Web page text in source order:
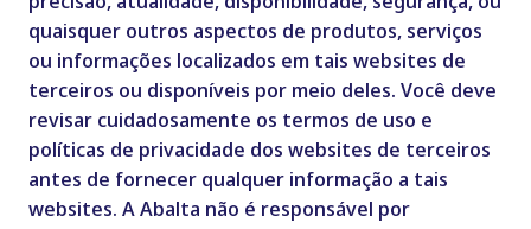
quaisquer outros aspectos de produtos, serviços
ou informações localizados em tais websites de
terceiros ou disponíveis por meio deles. Você deve
revisar cuidadosamente os termos de uso e
políticas de privacidade dos websites de terceiros
antes de fornecer qualquer informação a tais
websites. A Abalta não é responsável por